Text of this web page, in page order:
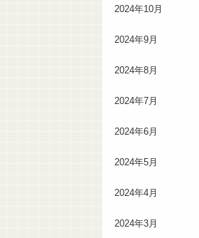
2024年10月
2024年9月
2024年8月
2024年7月
2024年6月
2024年5月
2024年4月
2024年3月